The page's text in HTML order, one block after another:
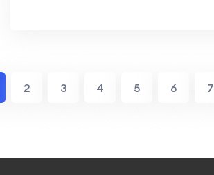
2 3 4 5 6 7